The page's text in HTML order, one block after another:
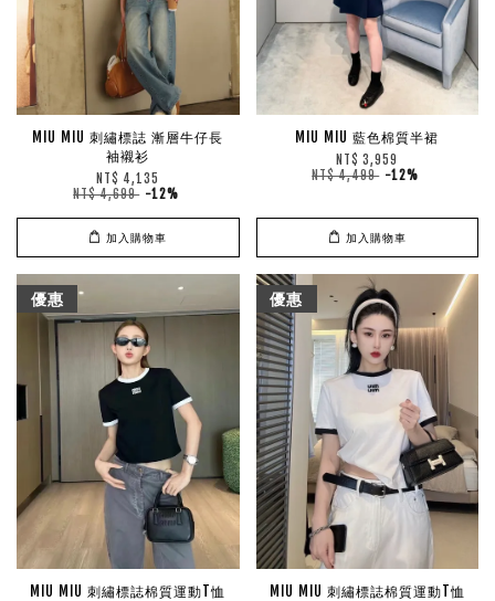
MIU MIU 刺繡標誌 漸層牛仔長
袖襯衫
NT$ 4,135
NT$ 4,699 -12%
加入購物車
MIU MIU 藍色棉質半裙
NT$ 3,959
NT$ 4,499 -12%
加入購物車
優惠
MIU MIU 刺繡標誌棉質運動T恤
優惠
MIU MIU 刺繡標誌棉質運動T恤